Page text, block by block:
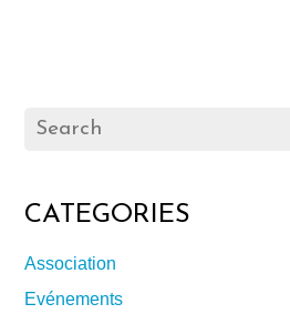
CATEGORIES
Association
Evénements